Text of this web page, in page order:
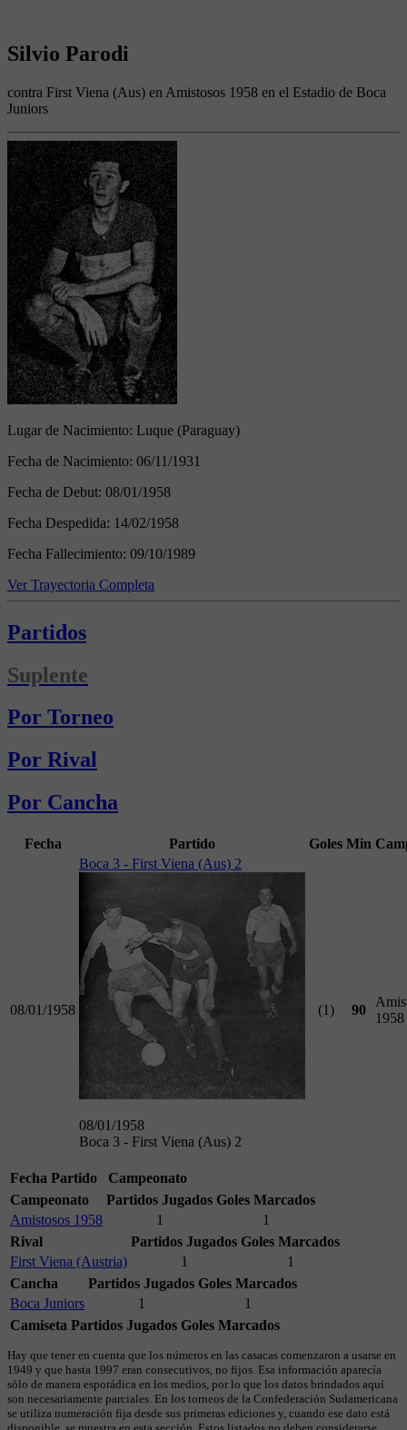
Silvio Parodi
contra First Viena (Aus) en Amistosos 1958 en el Estadio de Boca
Juniors
Lugar de Nacimiento: Luque (Paraguay)
Fecha de Nacimiento: 06/11/1931
Fecha de Debut: 08/01/1958
Fecha Despedida: 14/02/1958
Fecha Fallecimiento: 09/10/1989
Ver Trayectoria Completa
Partidos
Suplente
Por Torneo
Por Rival
Por Cancha
Fecha Partido Goles Min
08/01/1958
Boca 3 - First Viena (Aus) 2
08/01/1958
Boca 3 - First Viena (Aus) 2
(1) 90
1958
Fecha Partido
Campeonato
Campeonato
Partidos Jugados Goles Marcados
Amistosos 1958
1
1
Rival
Partidos Jugados Goles Marcados
First Viena (Austria)
1
1
Cancha
Partidos Jugados Goles Marcados
Boca Juniors
1
1
Camiseta Partidos Jugados Goles Marcados
Hay que tener en cuenta que los números en las casacas comenzaron a usarse en
1949 y que hasta 1997 eran consecutivos, no fijos. Esa información aparecía
sólo de manera esporádica en los medios, por lo que los datos brindados aquí
son necesariamente parciales. En los torneos de la Confederación Sudamericana
se utiliza numeración fija desde sus primeras ediciones y, cuando ese dato está